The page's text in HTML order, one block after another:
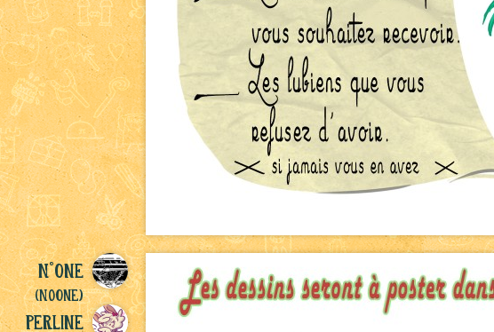
N°One
(NoOne)
Perline